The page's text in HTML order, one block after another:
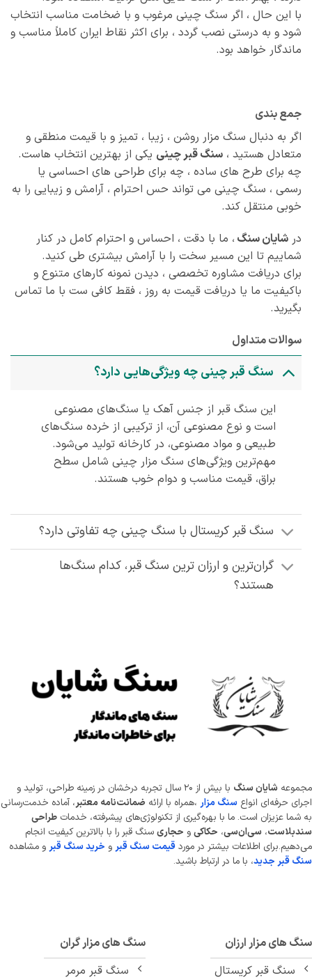
با این حال ، اگر سنگ چینی مرغوب و با ضخامت مناسب انتخاب
شود و به‌ درستی نصب گردد ، برای اکثر نقاط ایران کاملاً مناسب و
ماندگار خواهد بود.
جمع‌ بندی
اگر به‌ دنبال سنگ مزار روشن ، زیبا ، تمیز و با قیمت منطقی و
متعادل هستید ،سنگ قبر چینییکی از بهترین انتخاب‌ هاست.
چه برای طرح‌ های ساده ، چه برای طراحی‌ های احساسی یا
رسمی ، سنگ چینی می‌ تواند حس احترام ، آرامش و زیبایی را به‌
خوبی منتقل کند.
درشایان سنگ، ما با دقت ، احساس و احترام کامل در کنار
شماییم تا این مسیر سخت را با آرامش بیشتری طی کنید.
برای دریافت مشاوره تخصصی ، دیدن نمونه‌ کارهای متنوع و
باکیفیت ما یا دریافت قیمت به‌ روز ، فقط کافی‌ ست با ما تماس
بگیرید.
سوالات متداول
سنگ قبر چینی چه ویژگی‌هایی دارد؟
این سنگ قبر از جنس آهک یا سنگ‌های مصنوعی
است و نوع مصنوعی آن، از ترکیبی از خرده سنگ‌های
طبیعی و مواد مصنوعی، در کارخانه تولید می‌شود.
مهم‌ترین ویژگی‌های سنگ مزار چینی شامل سطح
براق، قیمت مناسب و دوام خوب هستند.
سنگ قبر کریستال با سنگ چینی چه تفاوتی دارد؟
گران‌ترین و ارزان ترین سنگ قبر، کدام سنگ‌ها
هستند؟
شایان سنگ
با بیش از ۲۰ سال تجربه درخشان در زمینه طراحی، تولید و
حرفه‌ای انواعسنگ مزار،همراه با ارائهضمانت‌نامه معتبر، آماده خدمت‌رسانی
عزیزان است. ما با بهره‌گیری از تکنولوژی‌های پیشرفته، خدماتطراحی
،سی‌ان‌سی،حکاکیوحجاریسنگ قبر را با بالاترین کیفیت انجام
اطلاعات بیشتر در موردقیمت سنگ قبرو خرید سنگ قبرو مشاهده
قبر جدید، با ما در ارتباط باشید.
های مزار ارزان
سنگ قبر کریستال
سنگ های مزار گران
سنگ قبر مرمر